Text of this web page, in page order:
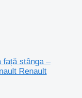
față stânga –
Renault